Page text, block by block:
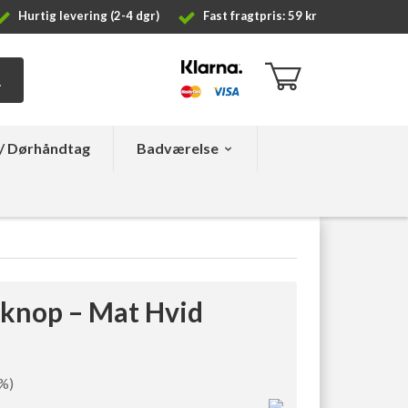
Hurtig levering (2-4 dgr) Fast fragtpris: 59 kr
Dørhåndtag Badværelse
– Mat Hvid